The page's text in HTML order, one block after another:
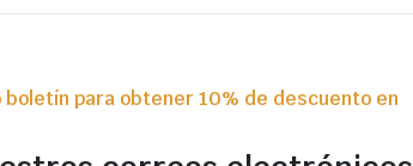
boletín para obtener 10% de descuento en